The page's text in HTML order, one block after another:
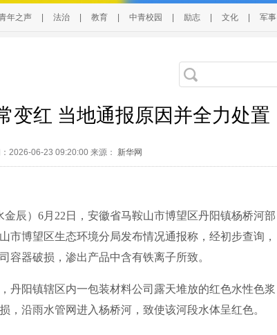
年之声 法治 教育 中青校园 励志 文化 军事
变红 当地通报原因并全力处置
2026-06-23 09:20:00 来源： 新华网
辰）6月22日，安徽省马鞍山市博望区丹阳镇杨桥河部
市博望区生态环境分局发布情况通报称，经初步查询，
容器破损，渗出产品中含有铁离子所致。
阳镇辖区内一包装材料公司露天堆放的红色水性色浆
，沿雨水管网进入杨桥河，致使该河段水体呈红色。